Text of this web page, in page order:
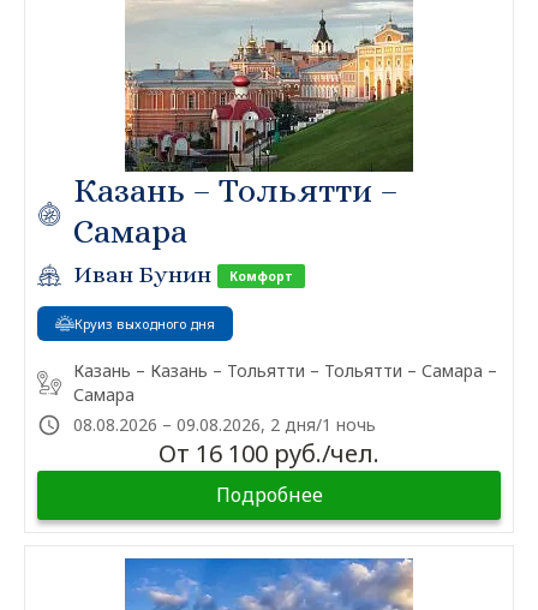
Казань – Тольятти –
Самара
Иван Бунин Комфорт
Круиз выходного дня
Казань – Казань – Тольятти – Тольятти – Самара –
Самара
08.08.2026 – 09.08.2026, 2 дня/1 ночь
От 16 100 руб./чел.
Подробнее